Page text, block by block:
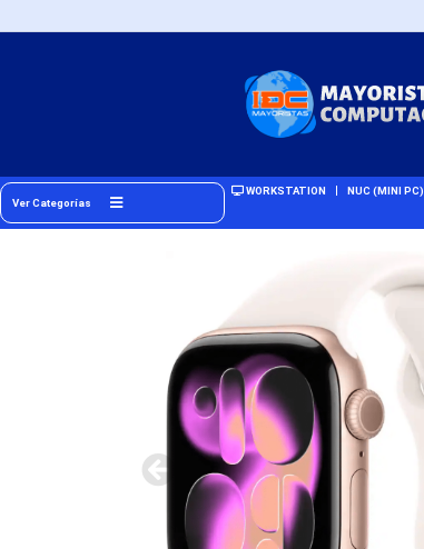
Ver Categorías
WORKSTATION NUC (MINI PC)